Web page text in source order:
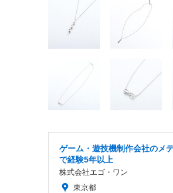
ゲーム・遊技機制作会社のメ
で経験5年以上
株式会社エゴ・ワン
東京都